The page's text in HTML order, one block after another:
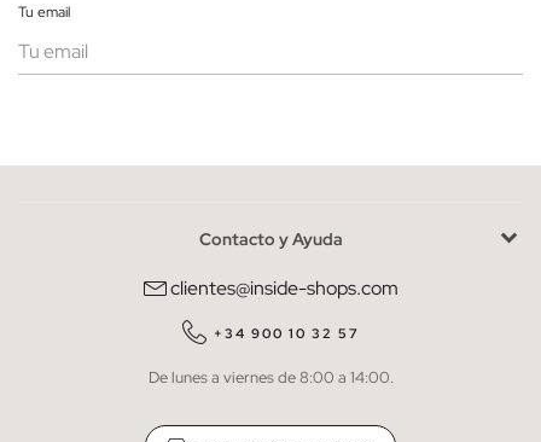
Tu email
He leído y entiendo lapolítica de privacidad
QUIERO SUSCRIBIRME
* Puedes cancelar la suscripción en cualquier momento.
Contacto y Ayuda
clientes@inside-shops.com
+34 900 10 32 57
De lunes a viernes de 8:00 a 14:00.